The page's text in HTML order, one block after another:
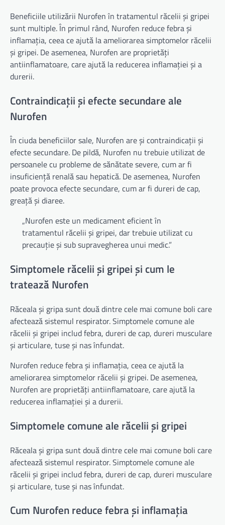
Beneficiile utilizării Nurofen în tratamentul răcelii și gripei
sunt multiple. În primul rând, Nurofen reduce febra și
inflamația, ceea ce ajută la ameliorarea simptomelor răcelii
și gripei. De asemenea, Nurofen are proprietăți
antiinflamatoare, care ajută la reducerea inflamației și a
durerii.
Contraindicații și efecte secundare ale
Nurofen
În ciuda beneficiilor sale, Nurofen are și contraindicații și
efecte secundare. De pildă, Nurofen nu trebuie utilizat de
persoanele cu probleme de sănătate severe, cum ar fi
insuficiență renală sau hepatică. De asemenea, Nurofen
poate provoca efecte secundare, cum ar fi dureri de cap,
greață și diaree.
„Nurofen este un medicament eficient în
tratamentul răcelii și gripei, dar trebuie utilizat cu
precauție și sub supravegherea unui medic.”
Simptomele răcelii și gripei și cum le
tratează Nurofen
Răceala și gripa sunt două dintre cele mai comune boli care
afectează sistemul respirator. Simptomele comune ale
răcelii și gripei includ febra, dureri de cap, dureri musculare
și articulare, tuse și nas înfundat.
Nurofen reduce febra și inflamația, ceea ce ajută la
ameliorarea simptomelor răcelii și gripei. De asemenea,
Nurofen are proprietăți antiinflamatoare, care ajută la
reducerea inflamației și a durerii.
Simptomele comune ale răcelii și gripei
Răceala și gripa sunt două dintre cele mai comune boli care
afectează sistemul respirator. Simptomele comune ale
răcelii și gripei includ febra, dureri de cap, dureri musculare
și articulare, tuse și nas înfundat.
Cum Nurofen reduce febra și inflamația